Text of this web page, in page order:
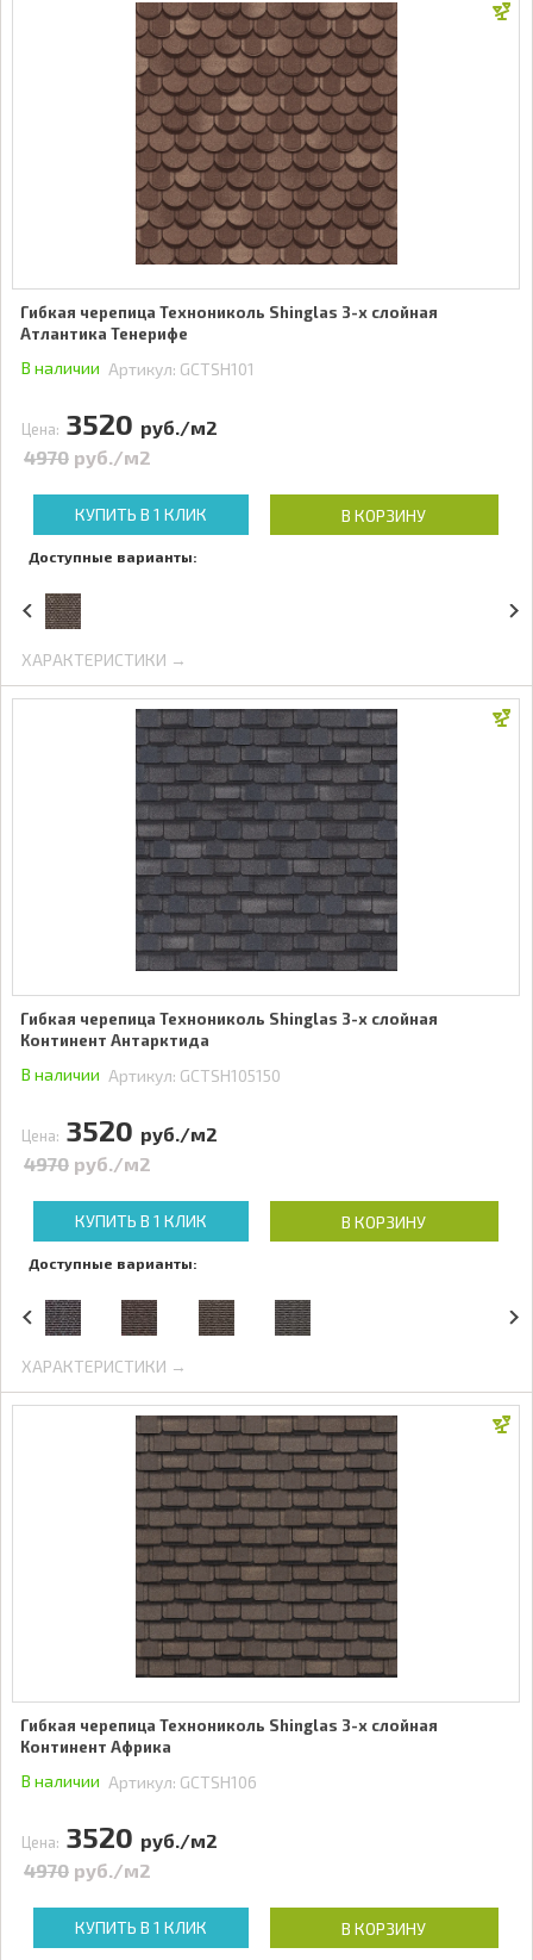
Гибкая черепица Технониколь Shinglas 3-х слойная
Атлантика Тенерифе
В наличии Артикул: GCTSH101
Цена: 3520 руб./м2
4970 руб./м2
КУПИТЬ В 1 КЛИК В КОРЗИНУ
Доступные варианты:
ХАРАКТЕРИСТИКИ →
Гибкая черепица Технониколь Shinglas 3-х слойная
Континент Антарктида
В наличии Артикул: GCTSH105150
Цена: 3520 руб./м2
4970 руб./м2
КУПИТЬ В 1 КЛИК В КОРЗИНУ
Доступные варианты:
ХАРАКТЕРИСТИКИ →
Гибкая черепица Технониколь Shinglas 3-х слойная
Континент Африка
В наличии Артикул: GCTSH106
Цена: 3520 руб./м2
4970 руб./м2
КУПИТЬ В 1 КЛИК В КОРЗИНУ